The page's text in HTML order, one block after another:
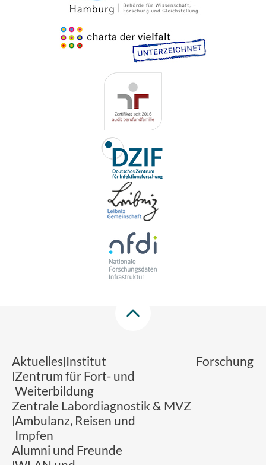
Aktuelles Institut
Forschung
Zentrum für Fort- und
Weiterbildung
Zentrale Labordiagnostik & MVZ
Ambulanz, Reisen und
Impfen
Alumni und Freunde